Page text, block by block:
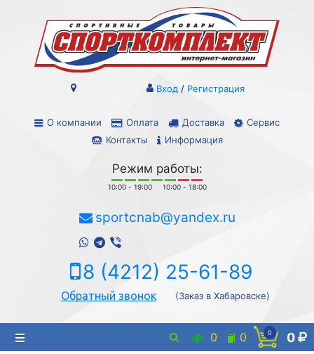
О компании Оплата Доставка
Сервис
Контакты
Информация
Вход / Регистрация
Режим работы:
10:00 - 19:00 10:00 - 18:00
sportcnab@yandex.ru
8 (4212) 25-61-89
Обратный звонок (Заказ в Хабаровске)
0 0 0 0